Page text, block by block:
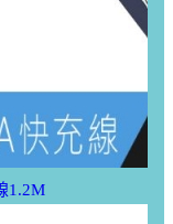
1.2M